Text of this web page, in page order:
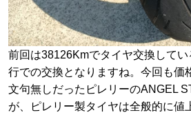
前回は38126Kmでタイヤ交換して
行での交換となりますね。今回も価
文句無しだったピレリーのANGEL
が、ピレリー製タイヤは全般的に値